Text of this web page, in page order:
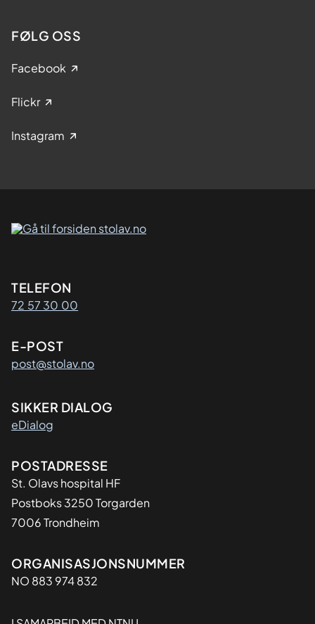
FØLG OSS
Facebook
Flickr
Instagram
Kontaktinformasjon
TELEFON
72 57 30 00
E-POST
post@stolav.no
SIKKER DIALOG
eDialog
Adresse
POSTADRESSE
St. Olavs hospital HF
Postboks 3250 Torgarden
7006 Trondheim
Organisasjon
ORGANISASJONSNUMMER
NO 883 974 832